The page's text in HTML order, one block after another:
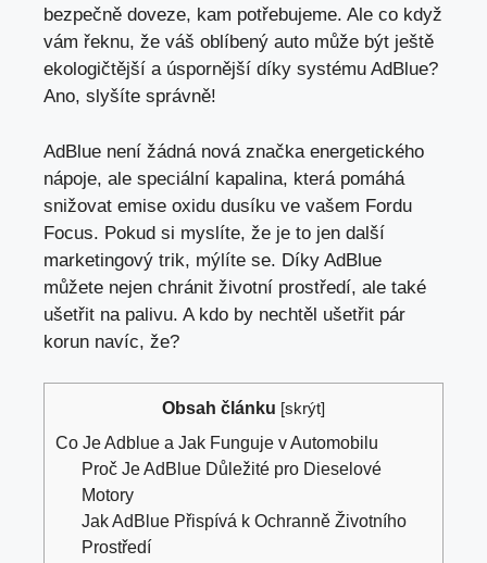
bezpečně doveze, kam potřebujeme. Ale co když
vám řeknu, že váš oblíbený auto může být ještě
ekologičtější a úspornější díky systému AdBlue?
Ano, slyšíte správně!
AdBlue není žádná nová značka energetického
nápoje, ale speciální kapalina, která pomáhá
snižovat emise oxidu dusíku ve vašem Fordu
Focus. Pokud si myslíte, že je to jen další
marketingový trik, mýlíte se. Díky AdBlue
můžete nejen chránit životní prostředí, ale také
ušetřit na palivu. A kdo by nechtěl ušetřit pár
korun navíc, že?
Obsah článku [skrýt]
Co Je Adblue a Jak Funguje v Automobilu
Proč Je AdBlue Důležité pro Dieselové
Motory
Jak AdBlue Přispívá k Ochranně Životního
Prostředí